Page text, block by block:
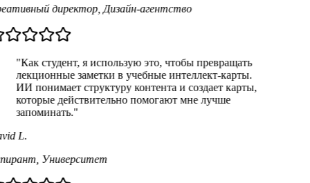
директор, Дизайн-агентство
"Как студент, я использую это, чтобы превращать
лекционные заметки в учебные интеллект-карты.
ИИ понимает структуру контента и создает карты,
которые действительно помогают мне лучше
запоминать."
L.
, Университет